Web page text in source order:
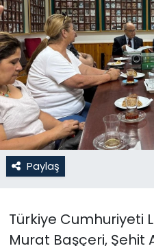
Paylaş
Türkiye Cumhuriyeti
Murat Başçeri, Şehit
Kültür Sanat
Magazin
Moda
Nöbetçi Eczaneler
Otomobil Dünyası
Politika
SAĞLIK